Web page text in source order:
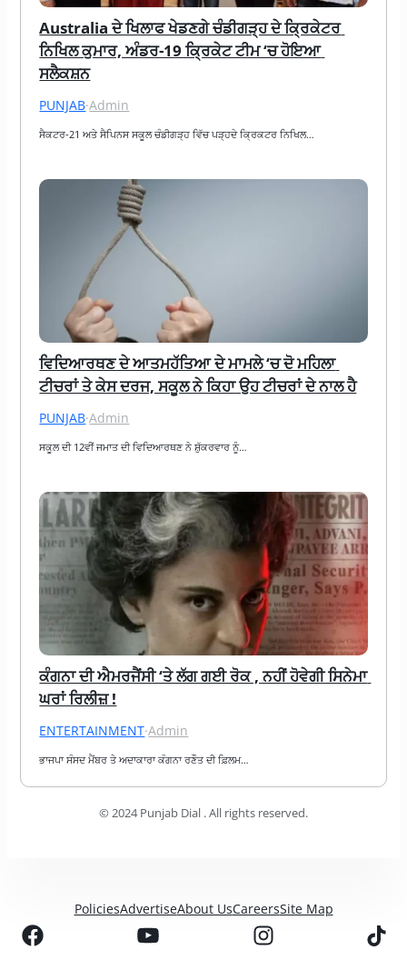
Australia ਦੇ ਖਿਲਾਫ ਖੇਡਣਗੇ ਚੰਡੀਗੜ੍ਹ ਦੇ ਕ੍ਰਿਕੇਟਰ
ਨਿਖਿਲ ਕੁਮਾਰ, ਅੰਡਰ-19 ਕ੍ਰਿਕੇਟ ਟੀਮ ‘ਚ ਹੋਇਆ
ਸਲੈਕਸ਼ਨ
PUNJAB·Admin
ਸੈਕਟਰ-21 ਅਤੇ ਸੈਪਿਨਸ ਸਕੂਲ ਚੰਡੀਗੜ੍ਹ ਵਿੱਚ ਪੜ੍ਹਦੇ ਕ੍ਰਿਕਟਰ ਨਿਖਿਲ…
ਵਿਦਿਆਰਥਣ ਦੇ ਆਤਮਹੱਤਿਆ ਦੇ ਮਾਮਲੇ ‘ਚ ਦੋ ਮਹਿਲਾ
ਟੀਚਰਾਂ ਤੇ ਕੇਸ ਦਰਜ, ਸਕੂਲ ਨੇ ਕਿਹਾ ਉਹ ਟੀਚਰਾਂ ਦੇ ਨਾਲ ਹੈ
PUNJAB·Admin
ਸਕੂਲ ਦੀ 12ਵੀਂ ਜਮਾਤ ਦੀ ਵਿਦਿਆਰਥਣ ਨੇ ਸ਼ੁੱਕਰਵਾਰ ਨੂੰ…
ਕੰਗਨਾ ਦੀ ਐਮਰਜੈਂਸੀ ‘ਤੇ ਲੱਗ ਗਈ ਰੋਕ , ਨਹੀਂ ਹੋਵੇਗੀ ਸਿਨੇਮਾ
ਘਰਾਂ ਰਿਲੀਜ਼ !
ENTERTAINMENT·Admin
ਭਾਜਪਾ ਸੰਸਦ ਮੈਂਬਰ ਤੇ ਅਦਾਕਾਰਾ ਕੰਗਨਾ ਰਣੌਤ ਦੀ ਫ਼ਿਲਮ…
© 2024 Punjab Dial . All rights reserved.
PoliciesAdvertiseAbout UsCareersSite Map